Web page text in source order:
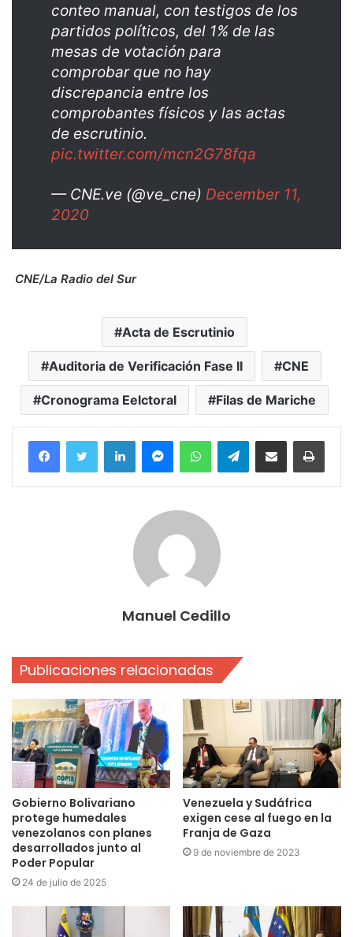
conteo manual, con testigos de los
partidos políticos, del 1% de las
mesas de votación para
comprobar que no hay
discrepancia entre los
comprobantes físicos y las actas
de escrutinio.
pic.twitter.com/mcn2G78fqa
— CNE.ve (@ve_cne) December 11,
2020
CNE/La Radio del Sur
Acta de Escrutinio
Auditoria de Verificación Fase II CNE
Cronograma Eelctoral Filas de Mariche
FacebookTwitter LinkedInMessengerWhatsAppTelegramCompartir por correo electrónico
Manuel Cedillo
Publicaciones relacionadas
Gobierno Bolivariano
protege humedales
venezolanos con planes
desarrollados junto al
Poder Popular
24 de julio de 2025
Venezuela y Sudáfrica
exigen cese al fuego en la
Franja de Gaza
9 de noviembre de 2023